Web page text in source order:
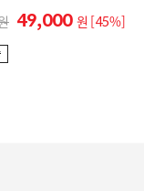
49,000 원 [45%]